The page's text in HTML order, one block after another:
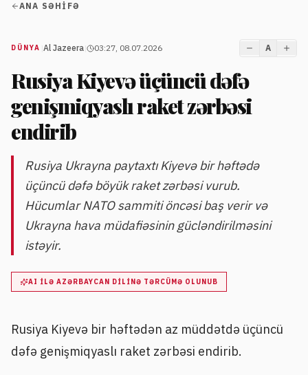
ANA SƏHIFƏ
DÜNYA Al Jazeera 03:27, 08.07.2026 A
Rusiya Kiyevə üçüncü dəfə
genişmiqyaslı raket zərbəsi
endirib
Rusiya Ukrayna paytaxtı Kiyevə bir həftədə
üçüncü dəfə böyük raket zərbəsi vurub.
Hücumlar NATO sammiti öncəsi baş verir və
Ukrayna hava müdafiəsinin gücləndirilməsini
istəyir.
AI ILƏ AZƏRBAYCAN DILINƏ TƏRCÜMƏ OLUNUB
Rusiya Kiyevə bir həftədən az müddətdə üçüncü
dəfə genişmiqyaslı raket zərbəsi endirib.